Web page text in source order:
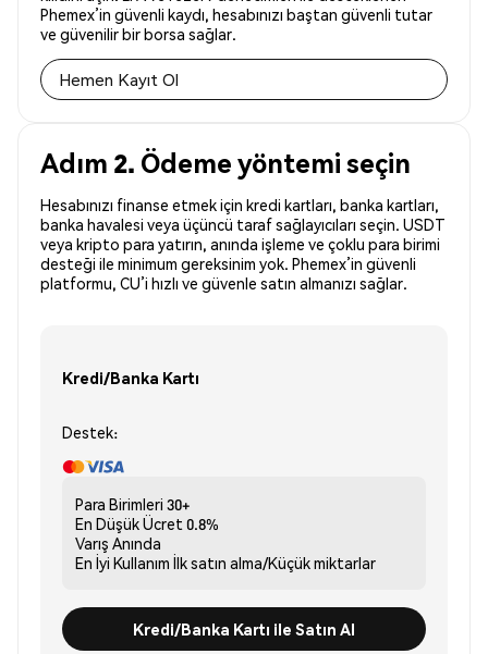
Phemex’in güvenli kaydı, hesabınızı baştan güvenli tutar
ve güvenilir bir borsa sağlar.
Hemen Kayıt Ol
Adım 2. Ödeme yöntemi seçin
Hesabınızı finanse etmek için kredi kartları, banka kartları,
banka havalesi veya üçüncü taraf sağlayıcıları seçin. USDT
veya kripto para yatırın, anında işleme ve çoklu para birimi
desteği ile minimum gereksinim yok. Phemex’in güvenli
platformu, CU’i hızlı ve güvenle satın almanızı sağlar.
Kredi/Banka Kartı
Destek:
Para Birimleri 30+
En Düşük Ücret 0.8%
Varış Anında
En İyi Kullanım İlk satın alma/Küçük miktarlar
Kredi/Banka Kartı ile Satın Al